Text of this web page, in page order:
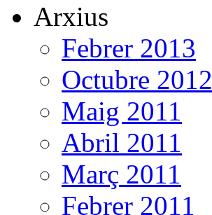
Arxius
Febrer 2013
Octubre 2012
Maig 2011
Abril 2011
Març 2011
Febrer 2011